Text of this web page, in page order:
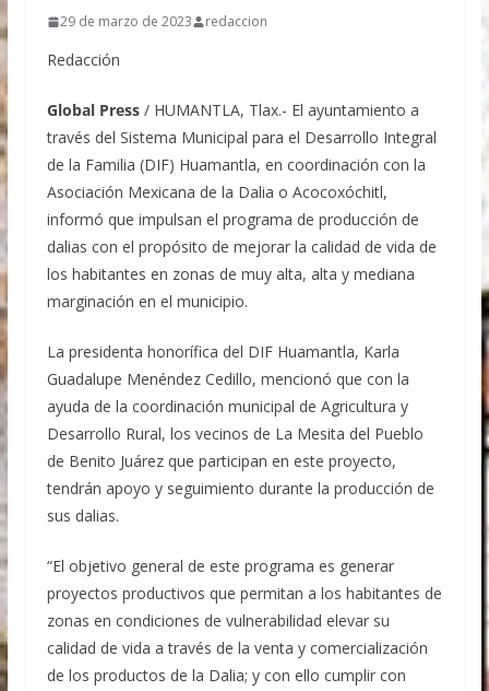
29 de marzo de 2023 redaccion
Redacción
Global Press / HUMANTLA, Tlax.- El ayuntamiento a
través del Sistema Municipal para el Desarrollo Integral
de la Familia (DIF) Huamantla, en coordinación con la
Asociación Mexicana de la Dalia o Acocoxóchitl,
informó que impulsan el programa de producción de
dalias con el propósito de mejorar la calidad de vida de
los habitantes en zonas de muy alta, alta y mediana
marginación en el municipio.
La presidenta honorífica del DIF Huamantla, Karla
Guadalupe Menéndez Cedillo, mencionó que con la
ayuda de la coordinación municipal de Agricultura y
Desarrollo Rural, los vecinos de La Mesita del Pueblo
de Benito Juárez que participan en este proyecto,
tendrán apoyo y seguimiento durante la producción de
sus dalias.
“El objetivo general de este programa es generar
proyectos productivos que permitan a los habitantes de
zonas en condiciones de vulnerabilidad elevar su
calidad de vida a través de la venta y comercialización
de los productos de la Dalia; y con ello cumplir con